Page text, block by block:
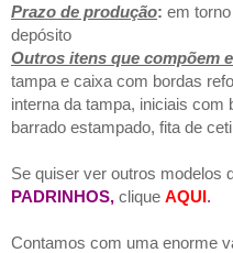
Prazo de produção: em
depósito
Outros itens que compõem
tampa e caixa com bordas
interna da tampa, iniciais com
barrado estampado, fita de
Se quiser ver outros modelos
PADRINHOS, clique AQUI.
Contamos com uma enorme